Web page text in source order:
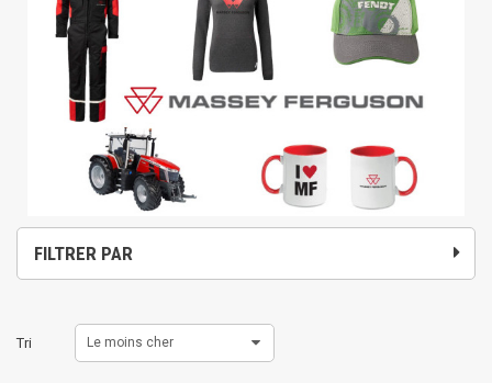
FILTRER PAR
Tri Le moins cher